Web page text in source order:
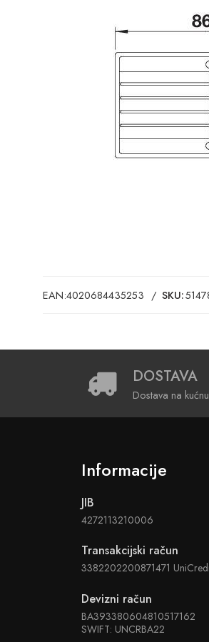
EAN:4020684435253 SKU:
DOSTAVA
Dostava na
Informacije
JIB
4272113210006
Transakcijski račun
3382202200871471
Devizni račun
BA393380604810517162
SWIFT: UNCRBA22